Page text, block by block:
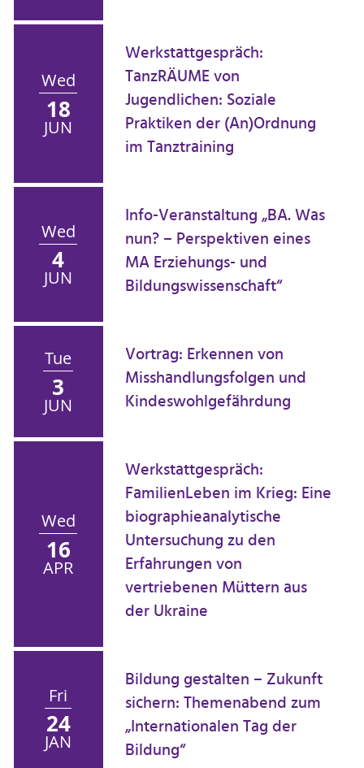
Wed
18
JUN
Werkstattgespräch:
TanzRÄUME von
Jugendlichen: Soziale
Praktiken der (An)Ordnung
im Tanztraining
Wed
4
JUN
Info-Veranstaltung „BA. Was
nun? – Perspektiven eines
MA Erziehungs- und
Bildungswissenschaft“
Tue
3
JUN
Vortrag: Erkennen von
Misshandlungsfolgen und
Kindeswohlgefährdung
Wed
16
APR
Werkstattgespräch:
FamilienLeben im Krieg: Eine
biographieanalytische
Untersuchung zu den
Erfahrungen von
vertriebenen Müttern aus
der Ukraine
Fri
24
JAN
Bildung gestalten – Zukunft
sichern: Themenabend zum
„Internationalen Tag der
Bildung“